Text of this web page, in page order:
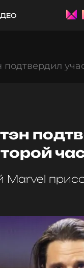
подтвердил
Marvel